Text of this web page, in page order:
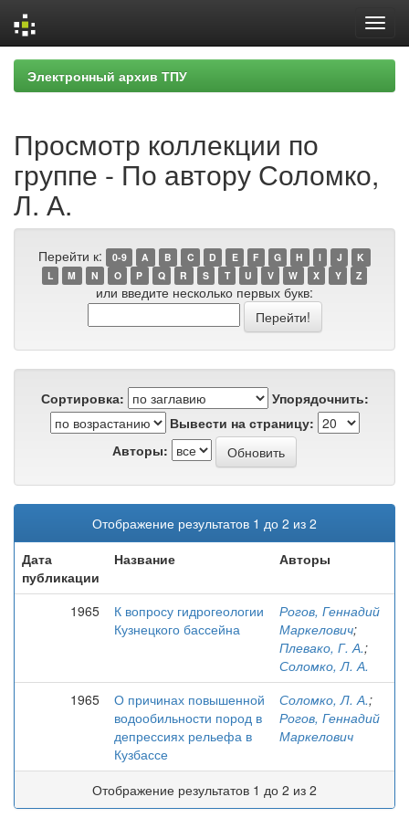
Skip
navigation
Электронный архив ТПУ
Просмотр коллекции по
группе - По автору Соломко,
Л. А.
Перейти к: 0-9 A B C D E F G H I J
K
L
M N O P Q R S T U V W X Y Z
или введите несколько первых букв:
Сортировка:
Упорядочнить:
Вывести на страницу:
Авторы:
Отображение результатов 1 до 2 из 2
Дата
публикации
Название Авторы
1965
К вопросу гидрогеологии
Кузнецкого бассейна
Рогов, Геннадий
Маркелович;
Плевако, Г. А.;
Соломко, Л. А.
1965
О причинах повышенной
водообильности пород в
депрессиях рельефа в
Кузбассе
Соломко, Л. А.;
Рогов, Геннадий
Маркелович
Отображение результатов 1 до 2 из 2